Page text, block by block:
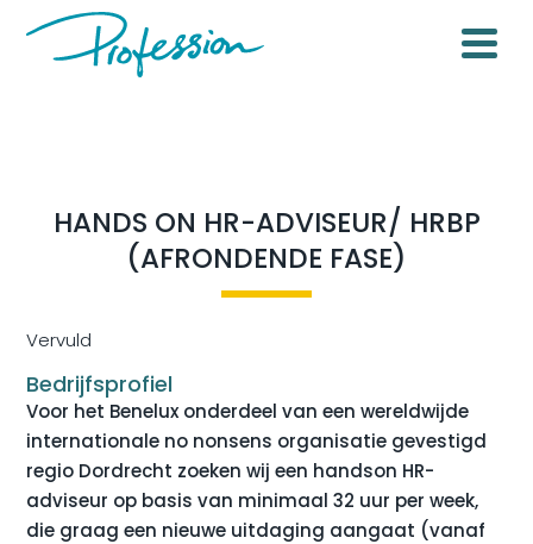
HANDS ON HR-ADVISEUR/ HRBP
(AFRONDENDE FASE)
Vervuld
Bedrijfsprofiel
Voor het Benelux onderdeel van een wereldwijde
internationale no nonsens organisatie gevestigd
regio Dordrecht zoeken wij een handson HR-
adviseur op basis van minimaal 32 uur per week,
die graag een nieuwe uitdaging aangaat (vanaf